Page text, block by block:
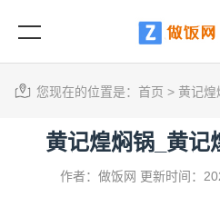
您现在的位置是： 首页 > 黄记煌
黄记煌焖锅_黄记
作者：做饭网 更新时间：